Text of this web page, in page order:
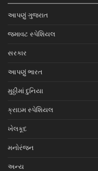
આપણું ગુજરાત
જમાવટ સ્પેશિયલ
સરકાર
આપણું ભારત
મુઠ્ઠીમાં દુનિયા
ક્રાઇમ સ્પેશિયલ
ખેલકૂદ
મનોરંજન
અન્ય